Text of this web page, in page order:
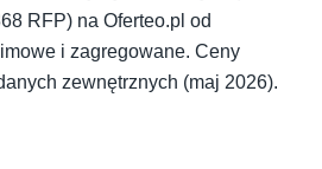
RFP) na Oferteo.pl od
i zagregowane. Ceny
zewnętrznych (maj 2026).